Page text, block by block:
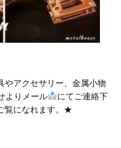
アクセサリー、金属小物
よりメール
にてご連絡下
覧になれます。★